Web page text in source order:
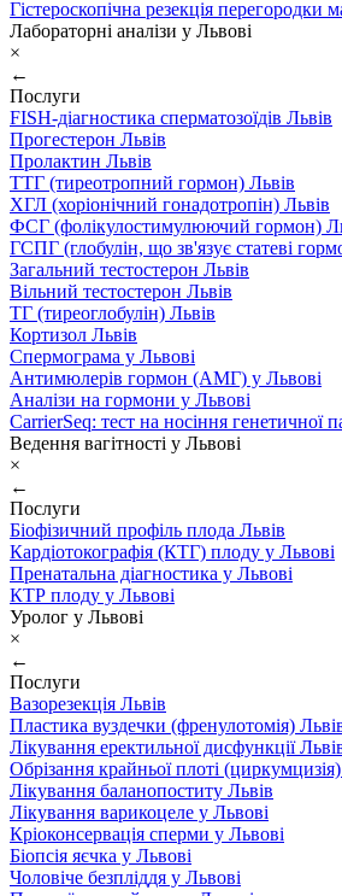
Гістероскопічна резекція перегородки
Лабораторні аналізи у Львові
×
←
Послуги
FISH-діагностика сперматозоїдів Львів
Прогестерон Львів
Пролактин Львів
ТТГ (тиреотропний гормон) Львів
ХГЛ (хоріонічний гонадотропін) Львів
ФСГ (фолікулостимулюючий гормон)
ГСПГ (глобулін, що зв'язує статеві
Загальний тестостерон Львів
Вільний тестостерон Львів
ТГ (тиреоглобулін) Львів
Кортизол Львів
Спермограма у Львові
Антимюлерів гормон (АМГ) у Львові
Аналізи на гормони у Львові
CarrierSeq: тест на носіння генетичної
Ведення вагітності у Львові
×
←
Послуги
Біофізичний профіль плода Львів
Кардіотокографія (КТГ) плоду у Львові
Пренатальна діагностика у Львові
КТР плоду у Львові
Уролог у Львові
×
←
Послуги
Вазорезекція Львів
Пластика вуздечки (френулотомія)
Лікування еректильної дисфункції
Обрізання крайньої плоті
Лікування баланопоститу Львів
Лікування варикоцеле у Львові
Кріоконсервація сперми у Львові
Біопсія яєчка у Львові
Чоловіче безпліддя у Львові